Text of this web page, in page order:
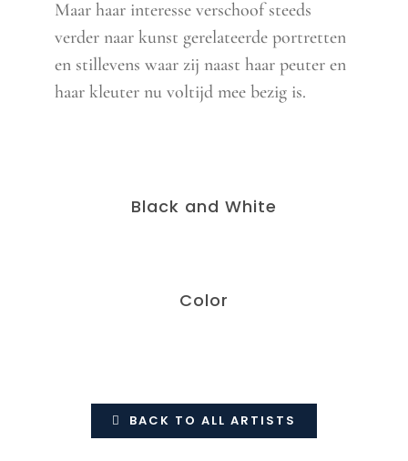
Maar haar interesse verschoof steeds
verder naar kunst gerelateerde portretten
en stillevens waar zij naast haar peuter en
haar kleuter nu voltijd mee bezig is.
Black and White
Color
BACK TO ALL ARTISTS